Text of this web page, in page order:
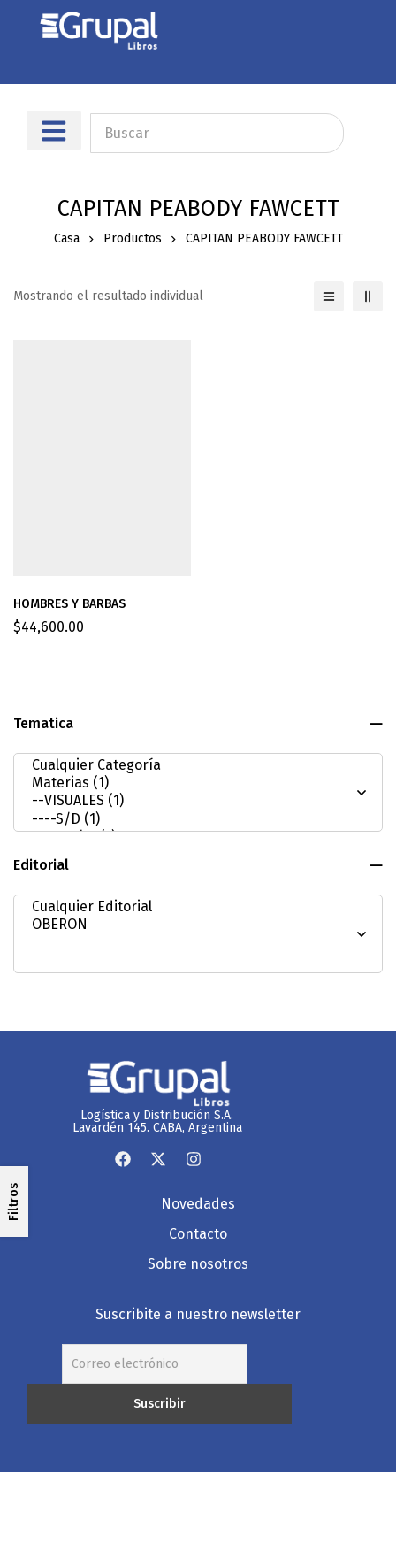
CAPITAN PEABODY FAWCETT
Casa Productos CAPITAN PEABODY FAWCETT
Tematica
Editorial
Filtros
Mostrando el resultado individual
HOMBRES Y BARBAS
$44,600.00
Logística y Distribución S.A.
Lavardén 145. CABA, Argentina
Novedades
Contacto
Sobre nosotros
Suscribite a nuestro newsletter